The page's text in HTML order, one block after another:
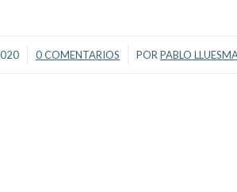
0 COMENTARIOS
/ PORPABLO